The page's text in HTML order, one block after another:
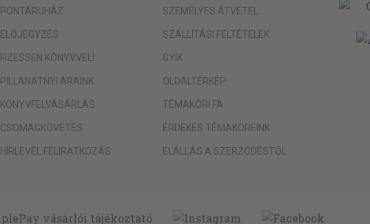
PONTÁRUHÁZ
ELŐJEGYZÉS
FIZESSEN KÖNYVVEL!
PILLANATNYI ÁRAINK
KÖNYVFELVÁSÁRLÁS
CSOMAGKÖVETÉS
HÍRLEVÉL FELIRATKOZÁS
SZEMÉLYES ÁTVÉTEL
SZÁLLÍTÁSI FELTÉTELEK
GYIK
OLDALTÉRKÉP
TÉMAKÖRI FA
ÉRDEKES TÉMAKÖREINK
ELÁLLÁS A SZERZŐDÉSTŐL